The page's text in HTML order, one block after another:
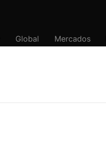
Global Mercados